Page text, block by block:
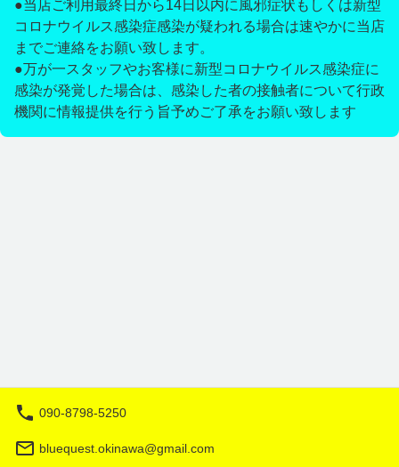
●当店ご利用最終日から14日以内に風邪症状もしくは新型
コロナウイルス感染症感染が疑われる場合は速やかに当店
までご連絡をお願い致します。
●万が一スタッフやお客様に新型コロナウイルス感染症に
感染が発覚した場合は、感染した者の接触者について行政
機関に情報提供を行う旨予めご了承をお願い致します
090-8798-5250
bluequest.okinawa@gmail.com